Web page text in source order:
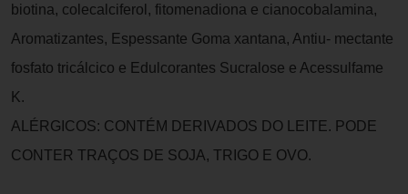
biotina, colecalciferol, fitomenadiona e cianocobalamina,
Aromatizantes, Espessante Goma xantana, Antiu- mectante
fosfato tricálcico e Edulcorantes Sucralose e Acessulfame
K.
ALÉRGICOS: CONTÉM DERIVADOS DO LEITE. PODE
CONTER TRAÇOS DE SOJA, TRIGO E OVO.